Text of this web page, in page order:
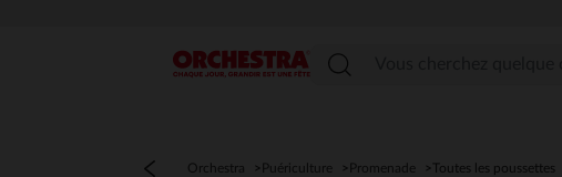
Menu
Orchestra Puériculture Promenade Toutes les poussettes